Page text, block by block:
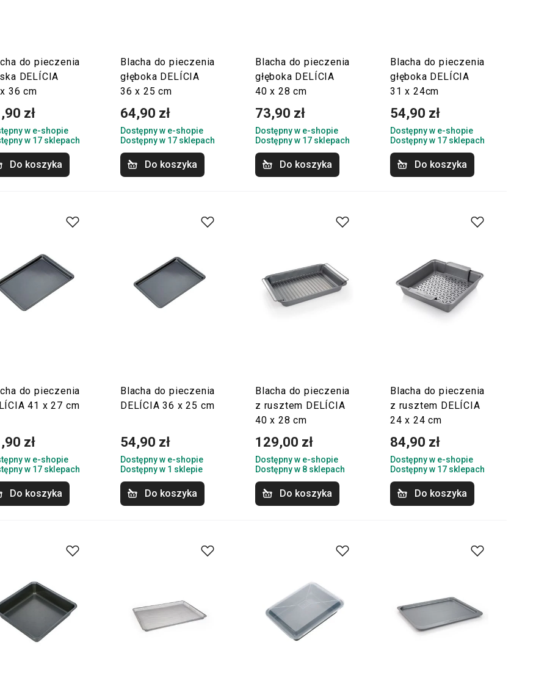
do pieczenia
DELÍCIA
36 cm
zł
w e-shopie
w 17 sklepach
Do koszyka
Blacha do pieczenia
głęboka DELÍCIA
36 x 25 cm
64,90 zł
Dostępny w e-shopie
Dostępny w 17 sklepach
Do koszyka
Blacha do pieczenia
głęboka DELÍCIA
40 x 28 cm
73,90 zł
Dostępny w e-shopie
Dostępny w 17 sklepach
Do koszyka
Blacha do pieczenia
głęboka DELÍCIA
31 x 24cm
54,90 zł
Dostępny w e-shopie
Dostępny w 17 sklepach
Do koszyka
do pieczenia
41 x 27 cm
zł
w e-shopie
w 17 sklepach
Do koszyka
Blacha do pieczenia
DELÍCIA 36 x 25 cm
54,90 zł
Dostępny w e-shopie
Dostępny w 1 sklepie
Do koszyka
Blacha do pieczenia
z rusztem DELÍCIA
40 x 28 cm
129,00 zł
Dostępny w e-shopie
Dostępny w 8 sklepach
Do koszyka
Blacha do pieczenia
z rusztem DELÍCIA
24 x 24 cm
84,90 zł
Dostępny w e-shopie
Dostępny w 17 sklepach
Do koszyka